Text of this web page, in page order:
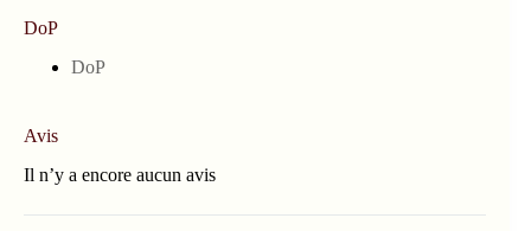
DoP
DoP
Avis
Il n’y a encore aucun avis